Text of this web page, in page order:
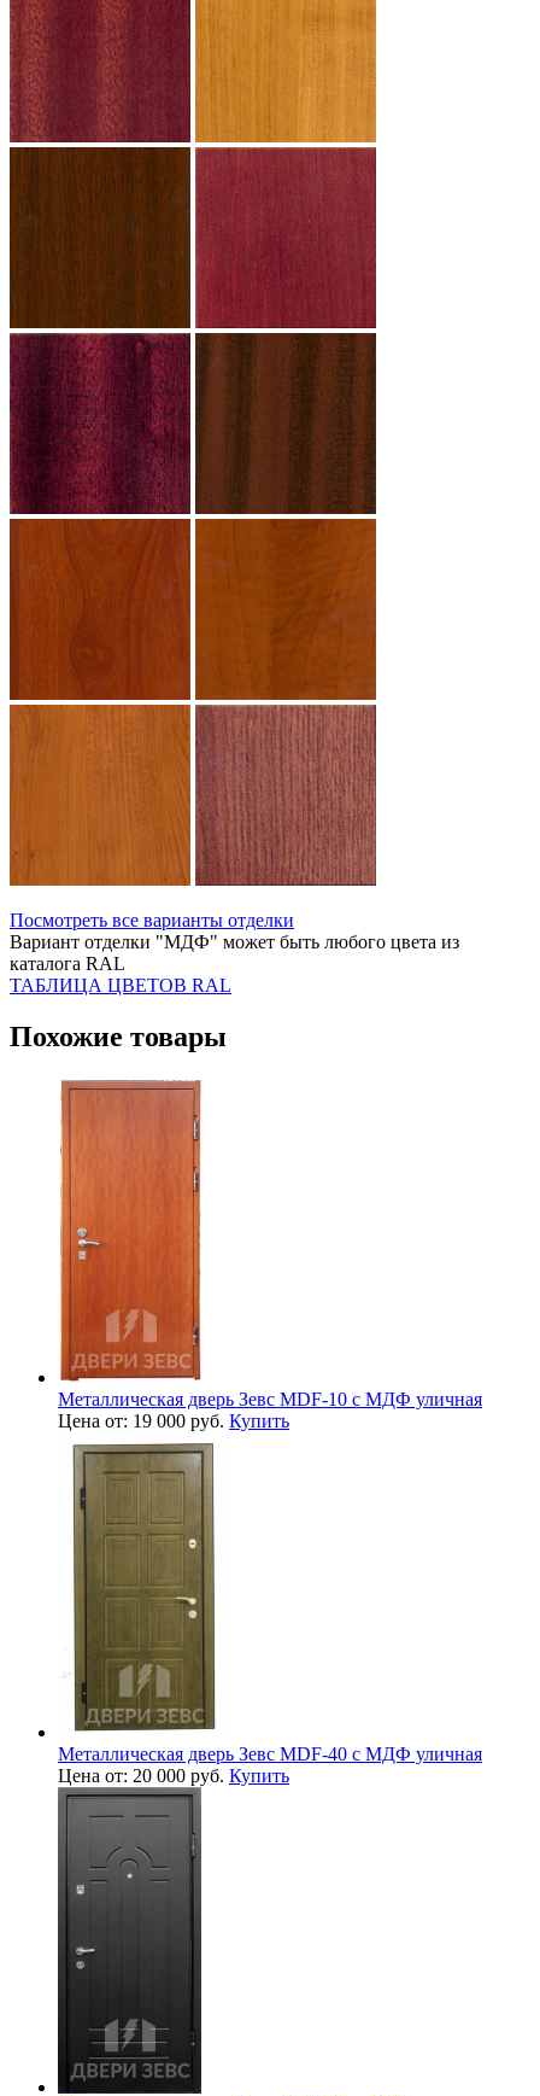
Посмотреть все варианты отделки
Вариант отделки "МДФ" может быть любого цвета из
каталога RAL
ТАБЛИЦА ЦВЕТОВ RAL
Похожие товары
Металлическая дверь Зевс MDF-10 с МДФ уличная
Цена от: 19 000 руб. Купить
Металлическая дверь Зевс MDF-40 с МДФ уличная
Цена от: 20 000 руб. Купить